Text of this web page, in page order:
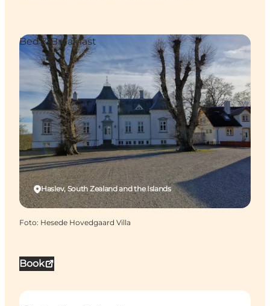
Book
Haslev, South Zealand and the Islands
Bed & Breakfast
Foto: Hesede Hovedgaard Villa